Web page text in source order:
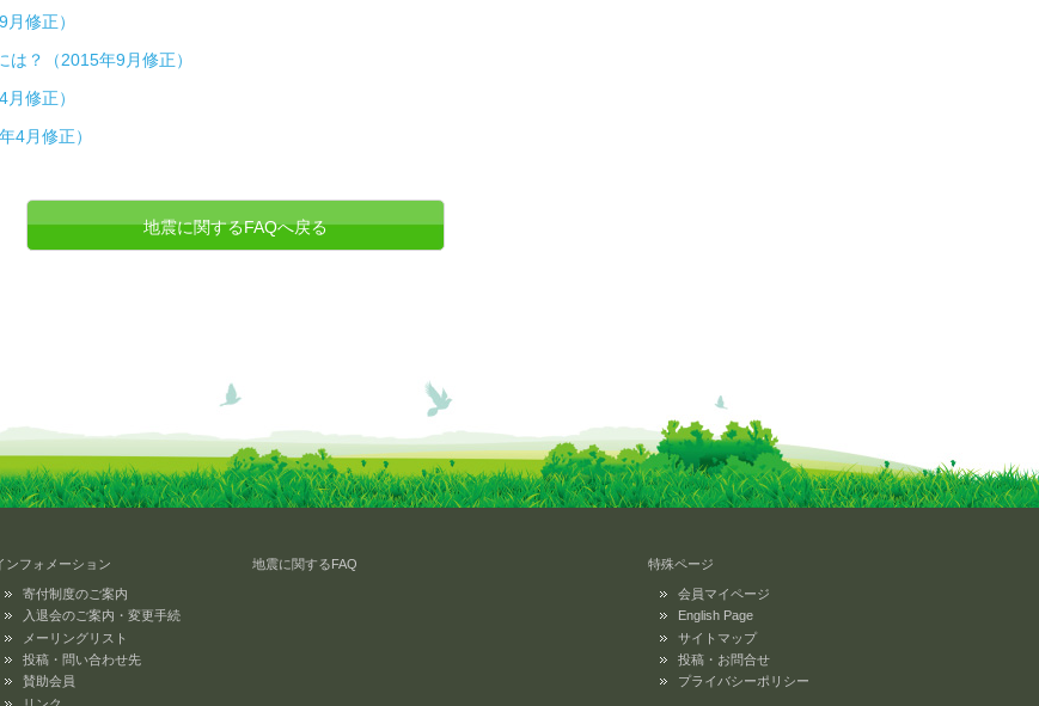
修正）
？（2015年9月修正）
修正）
4月修正）
地震に関するFAQへ戻る
ンフォメーション
寄付制度のご案内
入退会のご案内・変更手続
メーリングリスト
投稿・問い合わせ先
賛助会員
地震に関するFAQ 特殊ページ
会員マイページ
English Page
サイトマップ
投稿・お問合せ
プライバシーポリシー